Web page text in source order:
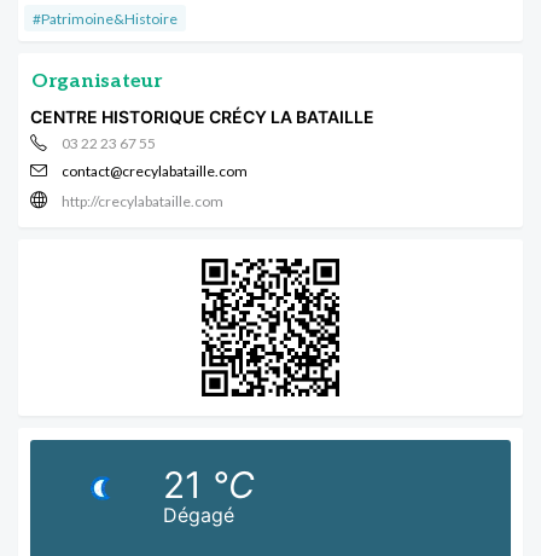
#Patrimoine&Histoire
Organisateur
CENTRE HISTORIQUE CRÉCY LA BATAILLE
03 22 23 67 55
contact@crecylabataille.com
http://crecylabataille.com
Dégagé
21 °C